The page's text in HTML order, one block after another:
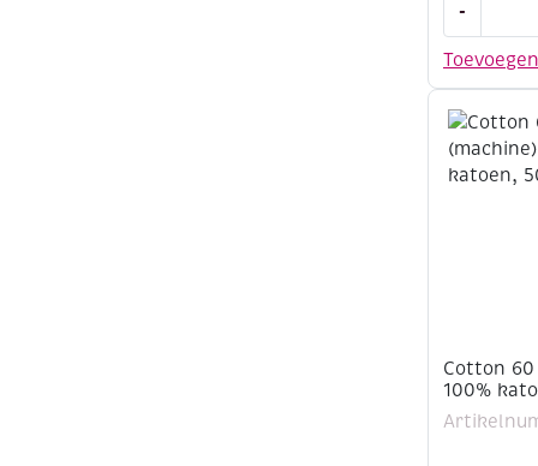
Toevoegen
-
katoen,
500
meter,
bruin
Cotton
100%